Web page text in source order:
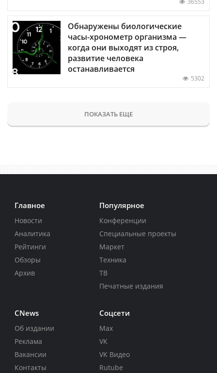
36553
Обнаружены биологические
часы-хронометр организма —
когда они выходят из строя,
развитие человека
останавливается
5302
ПОКАЗАТЬ ЕЩЕ
Главное
Новости
Аналитика
Рейтинги
Обзоры
Архив
Популярное
Конференции
Специальные проекты
Маркет
Техника
ТВ
Печатные издания
CNews
Об издании
Реклама
Вакансии
Контакты
Соцсети
Max
VK
VK Видео
Rutube